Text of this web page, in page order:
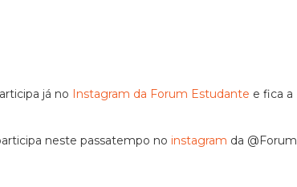
já no Instagram da Forum Estudante e fica a
neste passatempo no instagram da @Forum